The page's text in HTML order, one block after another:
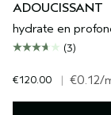
ADOUCISSANT
hydrate en
(3)
€120.00 | €0.12/